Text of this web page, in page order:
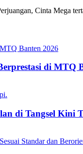
Cinta Mega
di MTQ
di Tangsel Kini